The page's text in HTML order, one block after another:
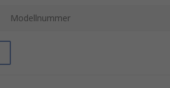
Modellnummer